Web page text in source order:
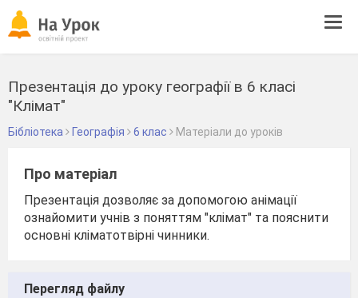
Презентація до уроку географії в 6 класі
"Клімат"
Бібліотека Географія 6 клас Матеріали до уроків
Про матеріал
Презентація дозволяє за допомогою анімації
ознайомити учнів з поняттям "клімат" та пояснити
основні кліматотвірні чинники.
Перегляд файлу